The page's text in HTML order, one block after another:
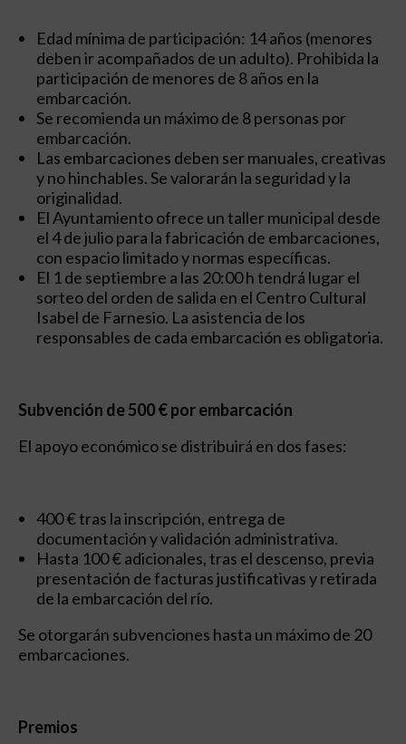
Edad mínima de participación: 14 años (menores
deben ir acompañados de un adulto). Prohibida la
participación de menores de 8 años en la
embarcación.
Se recomienda un máximo de 8 personas por
embarcación.
Las embarcaciones deben ser manuales, creativas
y no hinchables. Se valorarán la seguridad y la
originalidad.
El Ayuntamiento ofrece un taller municipal desde
el 4 de julio para la fabricación de embarcaciones,
con espacio limitado y normas específicas.
El 1 de septiembre a las 20:00 h tendrá lugar el
sorteo del orden de salida en el Centro Cultural
Isabel de Farnesio. La asistencia de los
responsables de cada embarcación es obligatoria.
Subvención de 500 € por embarcación
El apoyo económico se distribuirá en dos fases:
400 € tras la inscripción, entrega de
documentación y validación administrativa.
Hasta 100 € adicionales, tras el descenso, previa
presentación de facturas justificativas y retirada
de la embarcación del río.
Se otorgarán subvenciones hasta un máximo de 20
embarcaciones.
Premios